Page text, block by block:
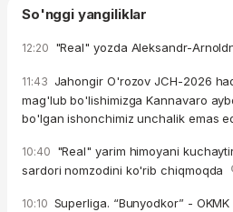
So'nggi yangiliklar
12:20 "Real" yozda Aleksandr-
11:43 Jahongir O'rozov JCH-2026
mag'lub bo'lishimizga Kannavaro
bo'lgan ishonchimiz unchalik emas
10:40 "Real" yarim himoyani
sardori nomzodini ko'rib chiqmoqda
10:10 Superliga. “Bunyodkor” - OKMK